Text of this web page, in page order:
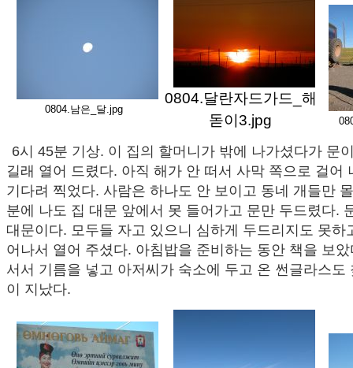
0804.남은_달.jpg
0804.달란자드가드_해
돋이3.jpg
6시 45분 기상. 이 집의 할머니가 밖에 나가셨다가 문
길래 열어 드렸다. 아직 해가 안 떠서 사막 쪽으로 걸어
기다려 찍었다. 사람은 하나도 안 보이고 동네 개들만
분에 나도 집 대문 앞에서 못 들어가고 문만 두드렸다.
대문이다. 모두들 자고 있으니 심하게 두드리지도 못하
어나서 열어 주셨다. 아침밥을 준비하는 동안 책을 보
서서 기름을 넣고 아저씨가 숙소에 두고 온 썬글라스도
이 지났다.